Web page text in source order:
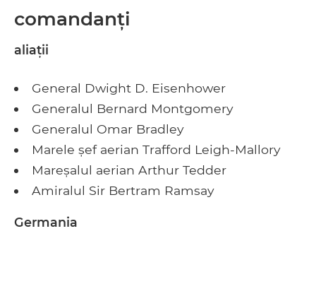
comandanţi
aliaţii
General Dwight D. Eisenhower
Generalul Bernard Montgomery
Generalul Omar Bradley
Marele șef aerian Trafford Leigh-Mallory
Mareșalul aerian Arthur Tedder
Amiralul Sir Bertram Ramsay
Germania